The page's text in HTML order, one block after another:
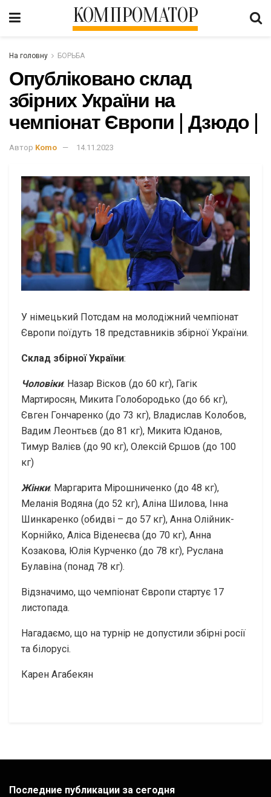
КОМПРОМАТОР
На головну БОРЬБА
Опубліковано склад
збірних України на
чемпіонат Європи | Дзюдо |
Автор Komo 14.11.2023
У німецький Потсдам на молодіжний чемпіонат
Європи поїдуть 18 представників збірної України.
Склад збірної України:
Чоловіки: Назар Вісков (до 60 кг), Гагік
Мартиросян, Микита Голобородько (до 66 кг),
Євген Гончаренко (до 73 кг), Владислав Колобов,
Вадим Леонтьєв (до 81 кг), Микита Юданов,
Тимур Валієв (до 90 кг), Олексій Єршов (до 100
кг)
Жінки: Маргарита Мірошниченко (до 48 кг),
Меланія Водяна (до 52 кг), Аліна Шилова, Інна
Шинкаренко (обидві – до 57 кг), Анна Олійник-
Корнійко, Аліса Віденеєва (до 70 кг), Анна
Козакова, Юлія Курченко (до 78 кг), Руслана
Булавіна (понад 78 кг).
Відзначимо, що чемпіонат Європи стартує 17
листопада.
Нагадаємо, що на турнір не допустили збірні росії
та білорусі.
Карен Агабекян
Последние публикации за сегодня